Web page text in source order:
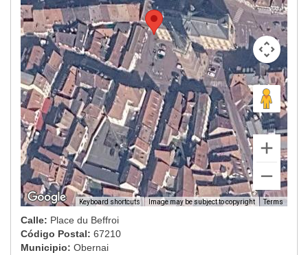
Keyboard shortcuts Image may be subject to copyright Terms
Calle: Place du Beffroi
Código Postal: 67210
Municipio: Obernai